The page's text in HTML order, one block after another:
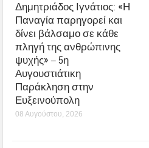
Δημητριάδος Ιγνάτιος: «Η
Παναγία παρηγορεί και
δίνει βάλσαμο σε κάθε
πληγή της ανθρώπινης
ψυχής» – 5η
Αυγουστιάτικη
Παράκληση στην
Ευξεινούπολη
08 Αυγούστου, 2026